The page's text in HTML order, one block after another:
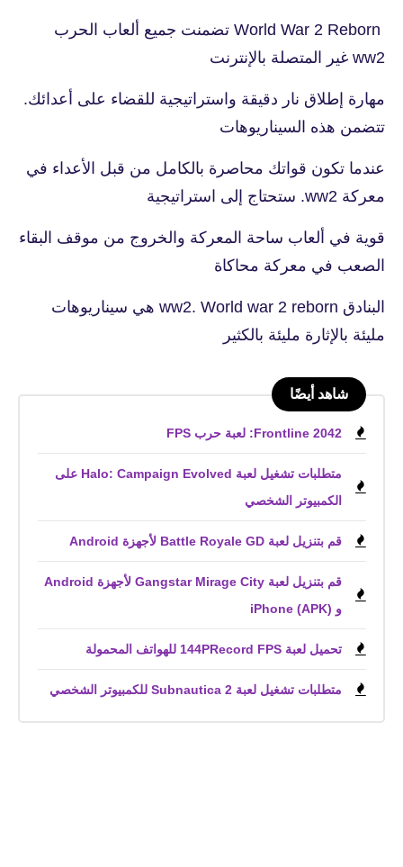
World War 2 Reborn تضمنت جميع ألعاب الحرب
ww2 غير المتصلة بالإنترنت
مهارة إطلاق نار دقيقة واستراتيجية للقضاء على أعدائك.
تتضمن هذه السيناريوهات
عندما تكون قواتك محاصرة بالكامل من قبل الأعداء في
معركة ww2. ستحتاج إلى استراتيجية
قوية في ألعاب ساحة المعركة والخروج من موقف البقاء
الصعب في معركة محاكاة
البنادق ww2. World war 2 reborn هي سيناريوهات
مليئة بالإثارة مليئة بالكثير
شاهد أيضًا
Frontline 2042: لعبة حرب FPS
متطلبات تشغيل لعبة Halo: Campaign Evolved على
الكمبيوتر الشخصي
قم بتنزيل لعبة Battle Royale GD لأجهزة Android
قم بتنزيل لعبة Gangstar Mirage City لأجهزة Android
و iPhone (APK)
تحميل لعبة 144PRecord FPS للهواتف المحمولة
متطلبات تشغيل لعبة Subnautica 2 للكمبيوتر الشخصي